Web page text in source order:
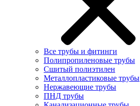
Все трубы и фитинги
Полипропиленовые трубы
Сшитый полиэтилен
Металлопластиковые трубы
Нержавеющие трубы
ПНД трубы